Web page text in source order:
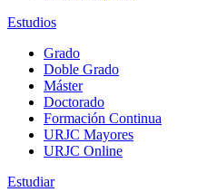
Estudios
Grado
Doble Grado
Máster
Doctorado
Formación Continua
URJC Mayores
URJC Online
Estudiar